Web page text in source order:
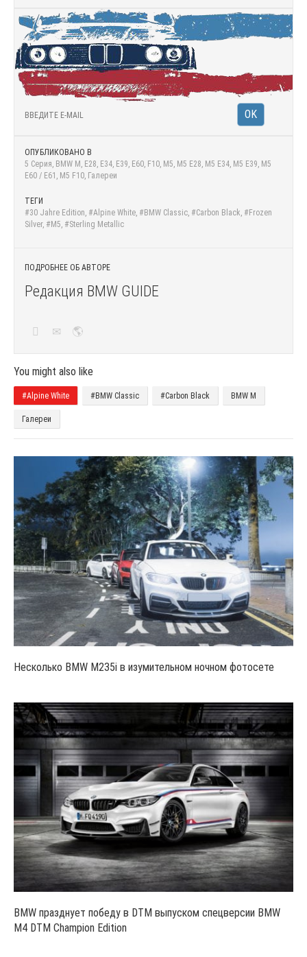
ОПУБЛИКОВАНО В
5 Серия, BMW M, E28, E34, E39, E60, F10, M5, M5 E28, M5 E34, M5 E39, M5
E60 / E61 , M5 F10, Галереи
ТЕГИ
#30 Jahre Edition, #Alpine White, #BMW Classic, #Carbon Black, #Frozen
Silver, #M5, #Sterling Metallic
ПОДРОБНЕЕ ОБ АВТОРЕ
Редакция BMW GUIDE
You might also like
#Alpine White #BMW Classic #Carbon Black BMW M
Галереи
Несколько BMW M235i в изумительном ночном фотосете
BMW празднует победу в DTM выпуском спецверсии BMW
M4 DTM Champion Edition